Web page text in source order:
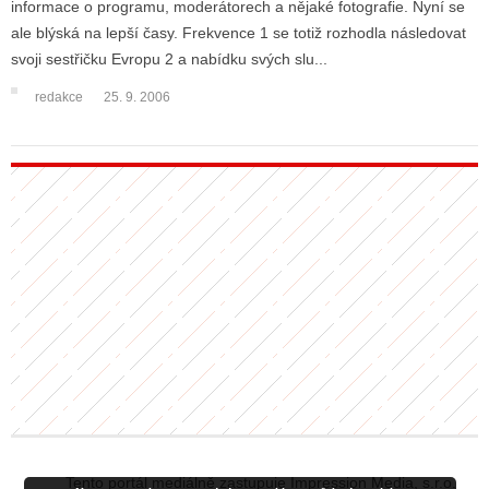
TELEVIZE
INTERNET
RÁDIA
STRÁNKY RÁDIÍ
STRÁNKY TV
informace o programu, moderátorech a nějaké fotografie. Nyní se
ale blýská na lepší časy. Frekvence 1 se totiž rozhodla následovat
svoji sestřičku Evropu 2 a nabídku svých slu...
redakce 25. 9. 2006
Tento portál mediálně zastupuje Impression Media, s.r.o.